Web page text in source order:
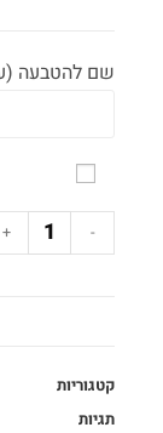
שם להטבעה (עד 3
-
+
קטגוריות
תגיות